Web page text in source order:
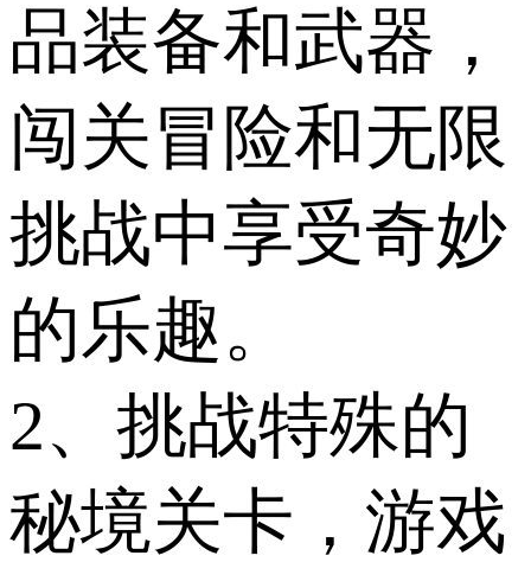
品装备和武器，
闯关冒险和无限
挑战中享受奇妙
的乐趣。
2、挑战特殊的
秘境关卡，游戏